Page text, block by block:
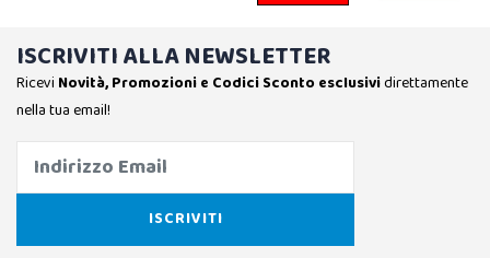
ISCRIVITI ALLA NEWSLETTER
Ricevi Novità, Promozioni e Codici Sconto esclusividirettamente
nella tua email!